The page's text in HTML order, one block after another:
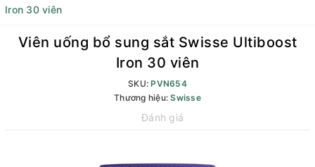
Iron 30 viên
Viên uống bổ sung sắt Swisse Ultiboost
Iron 30 viên
SKU:PVN654
Thương hiệu:Swisse
Đánh giá